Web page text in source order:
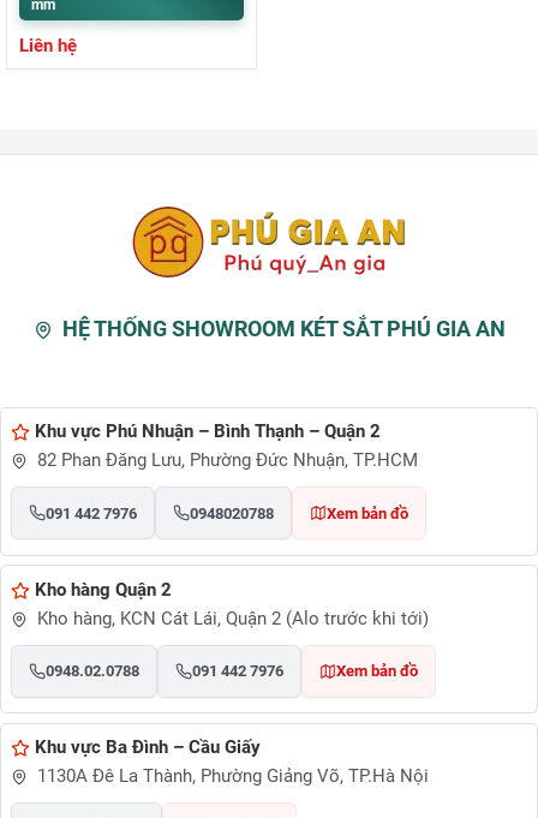
mm
Liên hệ
HỆ THỐNG SHOWROOM KÉT SẮT PHÚ GIA AN
Khu vực Phú Nhuận – Bình Thạnh – Quận 2
82 Phan Đăng Lưu, Phường Đức Nhuận, TP.HCM
091 442 7976 0948020788 Xem bản đồ
Kho hàng Quận 2
Kho hàng, KCN Cát Lái, Quận 2 (Alo trước khi tới)
0948.02.0788 091 442 7976 Xem bản đồ
Khu vực Ba Đình – Cầu Giấy
1130A Đê La Thành, Phường Giảng Võ, TP.Hà Nội